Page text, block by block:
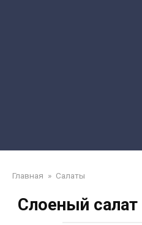
Главная » Салаты
Слоеный салат